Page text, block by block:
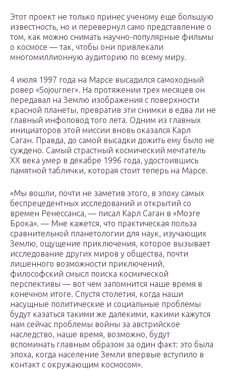
Этот проект не только принес ученому еще большую
известность, но и перевернул само представление о
том, как можно снимать научно-популярные фильмы
о космосе — так, чтобы они привлекали
многомиллионную аудиторию по всему миру.
4 июля 1997 года на Марсе высадился самоходный
ровер «Sojourner». На протяжении трех месяцев он
передавал на Землю изображения с поверхности
красной планеты, превратив эти снимки в едва ли не
главный инфоповод того лета. Одним из главных
инициаторов этой миссии вновь оказался Карл
Саган. Правда, до самой высадки дожить ему было не
суждено. Самый страстный космический мечтатель
XX века умер в декабре 1996 года, удостоившись
памятной таблички, которая стоит теперь на Марсе.
«Мы вошли, почти не заметив этого, в эпоху самых
беспрецедентных исследований и открытий со
времен Ренессанса, — писал Карл Саган в «Мозге
Брока». — Мне кажется, что практическая польза
сравнительной планетологии для наук, изучающих
Землю, ощущение приключения, которое вызывает
исследование других миров у общества, почти
лишенного возможности приключений,
философский смысл поиска космической
перспективы — вот чем запомнится наше время в
конечном итоге. Спустя столетия, когда наши
насущные политические и социальные проблемы
будут казаться такими же далекими, какими кажутся
нам сейчас проблемы войны за австрийское
наследство, наше время, возможно, будут
вспоминать главным образом за один факт: это была
эпоха, когда население Земли впервые вступило в
контакт с окружающим космосом».